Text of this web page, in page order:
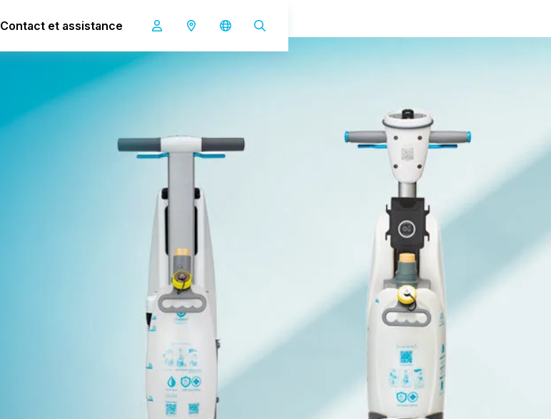
Contact et assistance